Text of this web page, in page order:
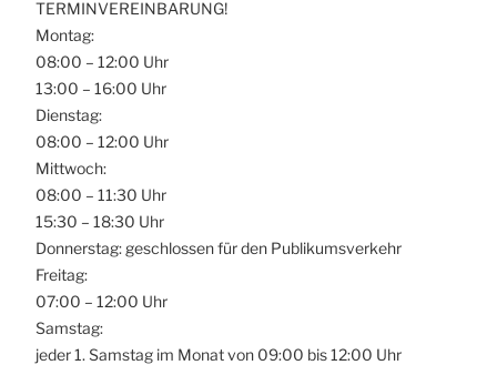
TERMINVEREINBARUNG!
Montag:
08:00 – 12:00 Uhr
13:00 – 16:00 Uhr
Dienstag:
08:00 – 12:00 Uhr
Mittwoch:
08:00 – 11:30 Uhr
15:30 – 18:30 Uhr
Donnerstag: geschlossen für den Publikumsverkehr
Freitag:
07:00 – 12:00 Uhr
Samstag:
jeder 1. Samstag im Monat von 09:00 bis 12:00 Uhr